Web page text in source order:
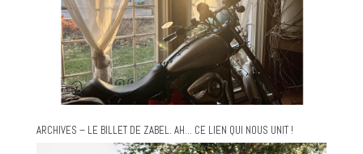
ARCHIVES – LE BILLET DE ZABEL. AH… CE LIEN QUI NOUS UNIT !